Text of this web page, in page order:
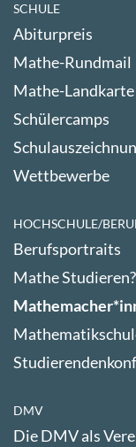
SCHULE
Abiturpreis
Mathe-Rundmail
Mathe-Landkarte
Schülercamps
Wettbewerbe
HOCHSCHULE/
Berufsportraits
Mathe
DMV
Die DMV als